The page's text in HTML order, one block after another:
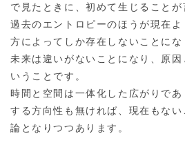
で見たときに、初めて生じることが
過去のエントロピーのほうが現在
方によってしか存在しないことに
未来は違いがないことになり、原
いうことです。
時間と空間は一体化した広がりで
する方向性も無ければ、現在もな
論となりつつあります。